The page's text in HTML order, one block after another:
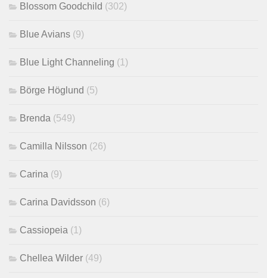
Blossom Goodchild (302)
Blue Avians (9)
Blue Light Channeling (1)
Börge Höglund (5)
Brenda (549)
Camilla Nilsson (26)
Carina (9)
Carina Davidsson (6)
Cassiopeia (1)
Chellea Wilder (49)